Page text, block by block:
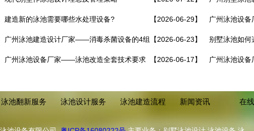
何避免踩坑！
【2026-06-29】
建造新的泳池需要哪些水处理设备? 广州泳池设
【2026-06-23】
广州泳池建造设计厂家——消毒杀菌设备的4组
最优搭配！
别墅泳池如何
【2026-06-17】
广州泳池设备厂家——泳池改造全套技术要求 广州泳池设
泳池翻新服务 泳池设计服务 泳池建造流程 新闻资讯 在